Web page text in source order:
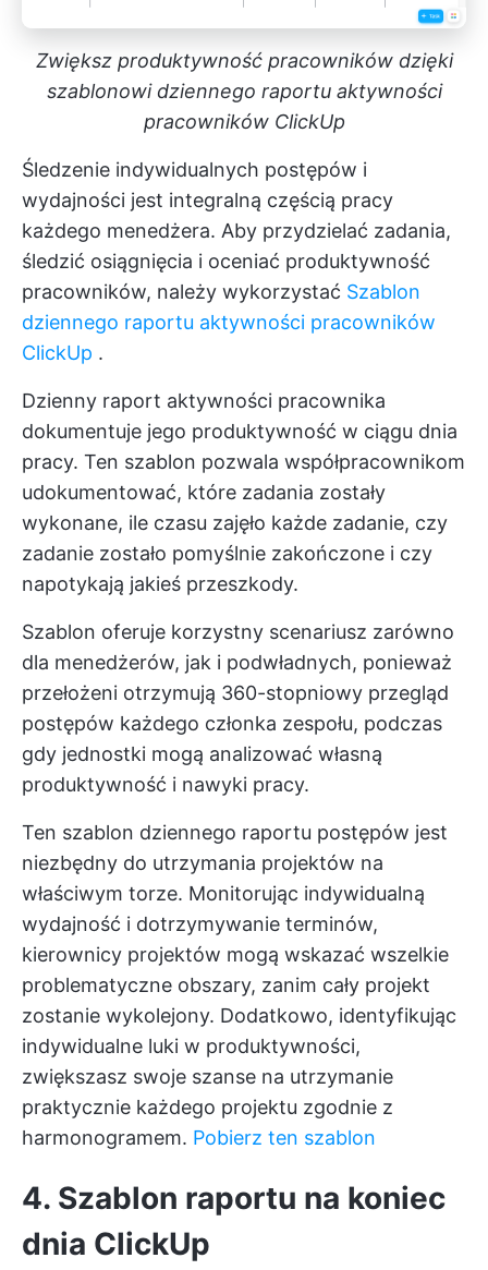
Zwiększ produktywność pracowników dzięki
szablonowi dziennego raportu aktywności
pracowników ClickUp
Śledzenie indywidualnych postępów i
wydajności jest integralną częścią pracy
każdego menedżera. Aby przydzielać zadania,
śledzić osiągnięcia i oceniać produktywność
pracowników, należy wykorzystać Szablon
dziennego raportu aktywności pracowników
ClickUp .
Dzienny raport aktywności pracownika
dokumentuje jego produktywność w ciągu dnia
pracy. Ten szablon pozwala współpracownikom
udokumentować, które zadania zostały
wykonane, ile czasu zajęło każde zadanie, czy
zadanie zostało pomyślnie zakończone i czy
napotykają jakieś przeszkody.
Szablon oferuje korzystny scenariusz zarówno
dla menedżerów, jak i podwładnych, ponieważ
przełożeni otrzymują 360-stopniowy przegląd
postępów każdego członka zespołu, podczas
gdy jednostki mogą analizować własną
produktywność i nawyki pracy.
Ten szablon dziennego raportu postępów jest
niezbędny do utrzymania projektów na
właściwym torze. Monitorując indywidualną
wydajność i dotrzymywanie terminów,
kierownicy projektów mogą wskazać wszelkie
problematyczne obszary, zanim cały projekt
zostanie wykolejony. Dodatkowo, identyfikując
indywidualne luki w produktywności,
zwiększasz swoje szanse na utrzymanie
praktycznie każdego projektu zgodnie z
harmonogramem. Pobierz ten szablon
4. Szablon raportu na koniec
dnia ClickUp